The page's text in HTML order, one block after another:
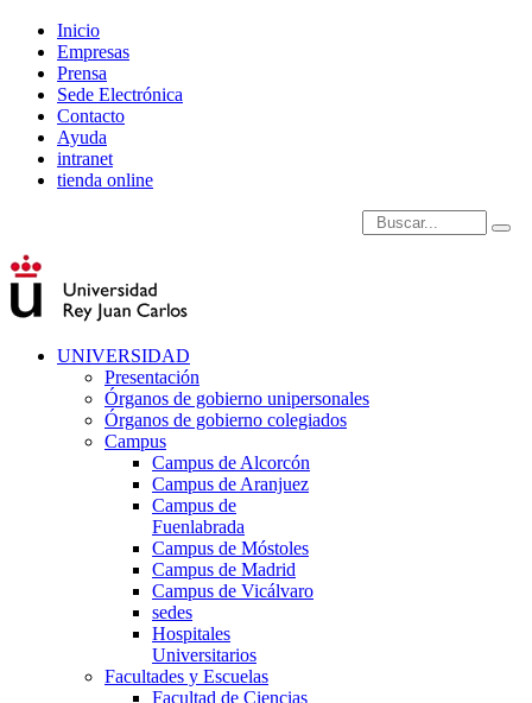
Inicio
Empresas
Prensa
Sede Electrónica
Contacto
Ayuda
intranet
tienda online
Introduce términos de
UNIVERSIDAD
Presentación
Órganos de gobierno unipersonales
Órganos de gobierno colegiados
Campus
Campus de Alcorcón
Campus de Aranjuez
Campus de
Fuenlabrada
Campus de Móstoles
Campus de Madrid
Campus de Vicálvaro
sedes
Hospitales
Universitarios
Facultades y Escuelas
Facultad de Ciencias